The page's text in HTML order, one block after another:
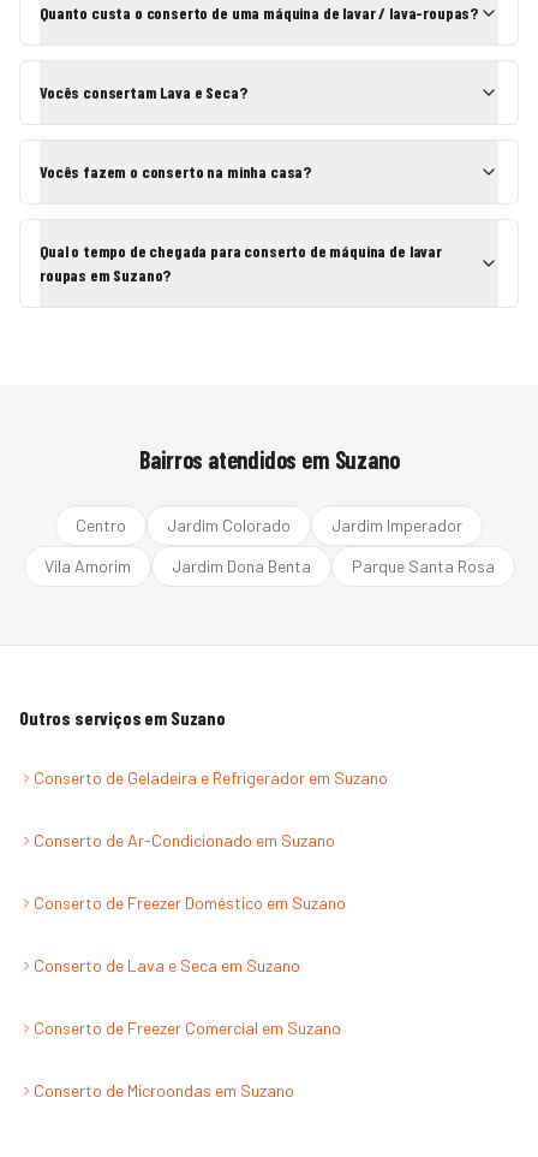
Quanto custa o conserto de uma máquina de lavar / lava-roupas?
Vocês consertam Lava e Seca?
Vocês fazem o conserto na minha casa?
Qual o tempo de chegada para conserto de máquina de lavar
roupas em Suzano?
Bairros atendidos em Suzano
Centro Jardim Colorado
Jardim Imperador
Vila Amorim
Jardim Dona Benta Parque Santa Rosa
Outros serviços em Suzano
Conserto de Geladeira e Refrigerador em Suzano
Conserto de Ar-Condicionado em Suzano
Conserto de Freezer Doméstico em Suzano
Conserto de Lava e Seca em Suzano
Conserto de Freezer Comercial em Suzano
Conserto de Microondas em Suzano